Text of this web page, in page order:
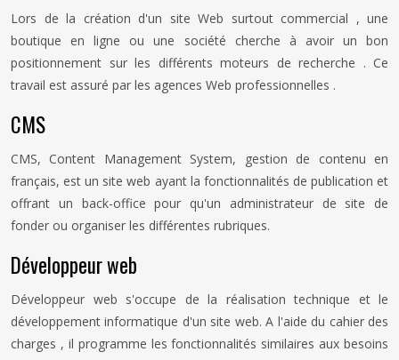
Lors de la création d'un site Web surtout commercial , une
boutique en ligne ou une société cherche à avoir un bon
positionnement sur les différents moteurs de recherche . Ce
travail est assuré par les agences Web professionnelles .
CMS
CMS, Content Management System, gestion de contenu en
français, est un site web ayant la fonctionnalités de publication et
offrant un back-office pour qu'un administrateur de site de
fonder ou organiser les différentes rubriques.
Développeur web
Développeur web s'occupe de la réalisation technique et le
développement informatique d'un site web. A l'aide du cahier des
charges , il programme les fonctionnalités similaires aux besoins